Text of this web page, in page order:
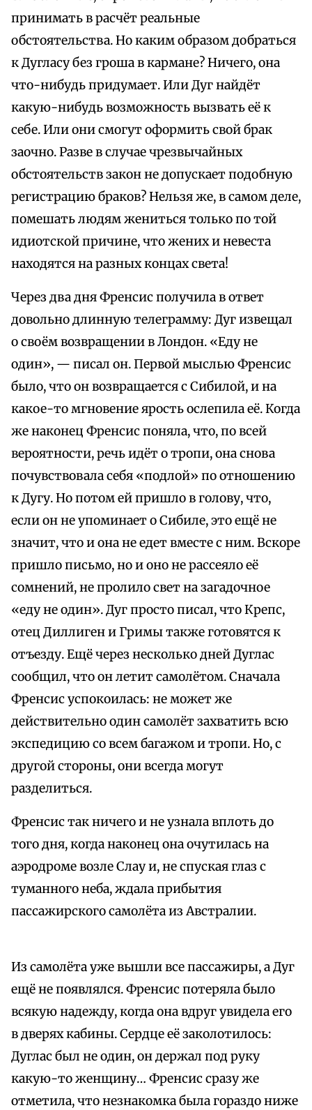
принимать в расчёт реальные
обстоятельства. Но каким образом добраться
к Дугласу без гроша в кармане? Ничего, она
что-нибудь придумает. Или Дуг найдёт
какую-нибудь возможность вызвать её к
себе. Или они смогут оформить свой брак
заочно. Разве в случае чрезвычайных
обстоятельств закон не допускает подобную
регистрацию браков? Нельзя же, в самом деле,
помешать людям жениться только по той
идиотской причине, что жених и невеста
находятся на разных концах света!
Через два дня Френсис получила в ответ
довольно длинную телеграмму: Дуг извещал
о своём возвращении в Лондон. «Еду не
один», — писал он. Первой мыслью Френсис
было, что он возвращается с Сибилой, и на
какое-то мгновение ярость ослепила её. Когда
же наконец Френсис поняла, что, по всей
вероятности, речь идёт о тропи, она снова
почувствовала себя «подлой» по отношению
к Дугу. Но потом ей пришло в голову, что,
если он не упоминает о Сибиле, это ещё не
значит, что и она не едет вместе с ним. Вскоре
пришло письмо, но и оно не рассеяло её
сомнений, не пролило свет на загадочное
«еду не один». Дуг просто писал, что Крепс,
отец Диллиген и Гримы также готовятся к
отъезду. Ещё через несколько дней Дуглас
сообщил, что он летит самолётом. Сначала
Френсис успокоилась: не может же
действительно один самолёт захватить всю
экспедицию со всем багажом и тропи. Но, с
другой стороны, они всегда могут
разделиться.
Френсис так ничего и не узнала вплоть до
того дня, когда наконец она очутилась на
аэродроме возле Слау и, не спуская глаз с
туманного неба, ждала прибытия
пассажирского самолёта из Австралии.
Из самолёта уже вышли все пассажиры, а Дуг
ещё не появлялся. Френсис потеряла было
всякую надежду, когда она вдруг увидела его
в дверях кабины. Сердце её заколотилось:
Дуглас был не один, он держал под руку
какую-то женщину… Френсис сразу же
отметила, что незнакомка была гораздо ниже